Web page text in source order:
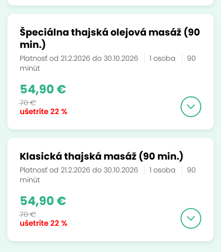
Špeciálna thajská olejová masáž (90
min.)
Platnosť od 21.2.2026 do 30.10.2026 1 osoba
90
minút
ušetríte22 %
54,90 €
70 €
Klasická thajská masáž (90 min.)
Platnosť od 21.2.2026 do 30.10.2026 1 osoba
90
minút
ušetríte22 %
54,90 €
70 €